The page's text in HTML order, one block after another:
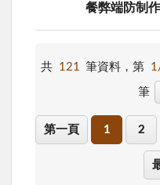
餐弊端防制
共 121 筆資料，第
筆
第一頁 1 2